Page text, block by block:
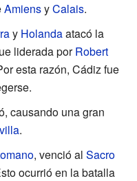
AmiensyCalais.
y Holandaatacó la
liderada porRobert
esta razón, Cádiz fue
causando una gran
.
, venció al Sacro
ocurrió en la batalla